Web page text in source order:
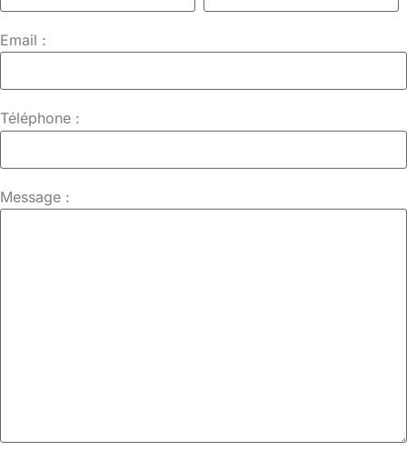
Email :
Téléphone :
Message :